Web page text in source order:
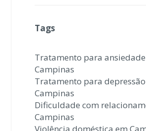
Tags
Tratamento para
Campinas
Tratamento para
Campinas
Dificuldade com
Campinas
Violência doméstica em